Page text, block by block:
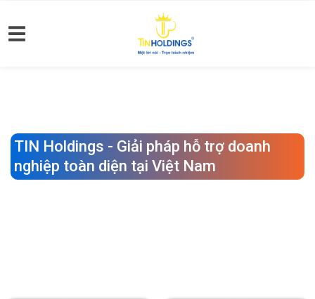
TIN Holdings - Giải pháp hỗ trợ doanh
nghiệp toàn diện tại Việt Nam